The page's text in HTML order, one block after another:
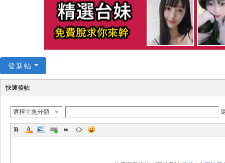
發新帖
快速發帖
選擇主題分類